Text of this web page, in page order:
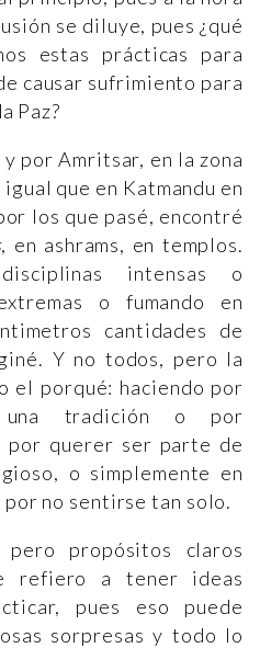
se diluye, pues ¿qué
estas prácticas para
causar sufrimiento para
Paz?
por Amritsar, en la zona
que en Katmandu en
los que pasé, encontré
, en ashrams, en templos.
intensas o
o fumando en
cantidades de
Y no todos, pero la
el porqué: haciendo por
tradición o por
por querer ser parte de
o simplemente en
por no sentirse tan solo.
pero propósitos claros
refiero a tener ideas
pues eso puede
sorpresas y todo lo